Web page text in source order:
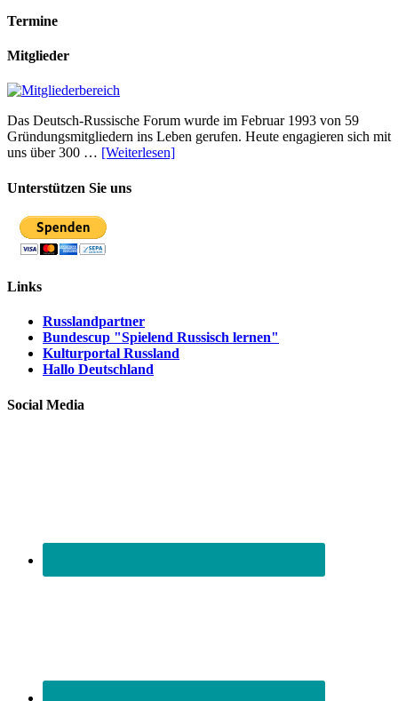
Termine
Mitglieder
Das Deutsch-Russische Forum wurde im Februar 1993 von 59
Gründungsmitgliedern ins Leben gerufen. Heute engagieren sich mit
uns über 300 … [Weiterlesen]
Unterstützen Sie uns
Links
Russlandpartner
Bundescup "Spielend Russisch lernen"
Kulturportal Russland
Hallo Deutschland
Social Media